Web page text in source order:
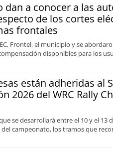
dan a conocer a las
de los cortes
frontales
Frontel, el municipio y se
disponibles para los
están adheridas al
2026 del WRC Rally
se desarrollará entre el 10 y el 13
campeonato, los tramos que